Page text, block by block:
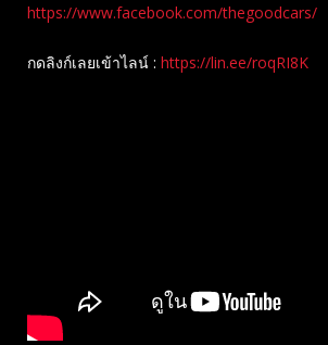
https://www.facebook.com/thegoodcars/
กดลิงก์เลยเข้าไลน์ : https://lin.ee/roqRI8K